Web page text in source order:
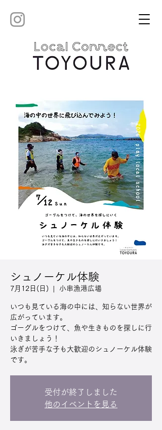
シュノーケル体験
7月12日(日) 小串漁港広場
いつも見ている海の中には、知らない世界が
広がっています。
ゴーグルをつけて、魚や生きものを探しに行
いきましょう！
泳ぎが苦手な子も大歓迎のシュノーケル体験
です。
受付が終了しました
他のイベントを見る